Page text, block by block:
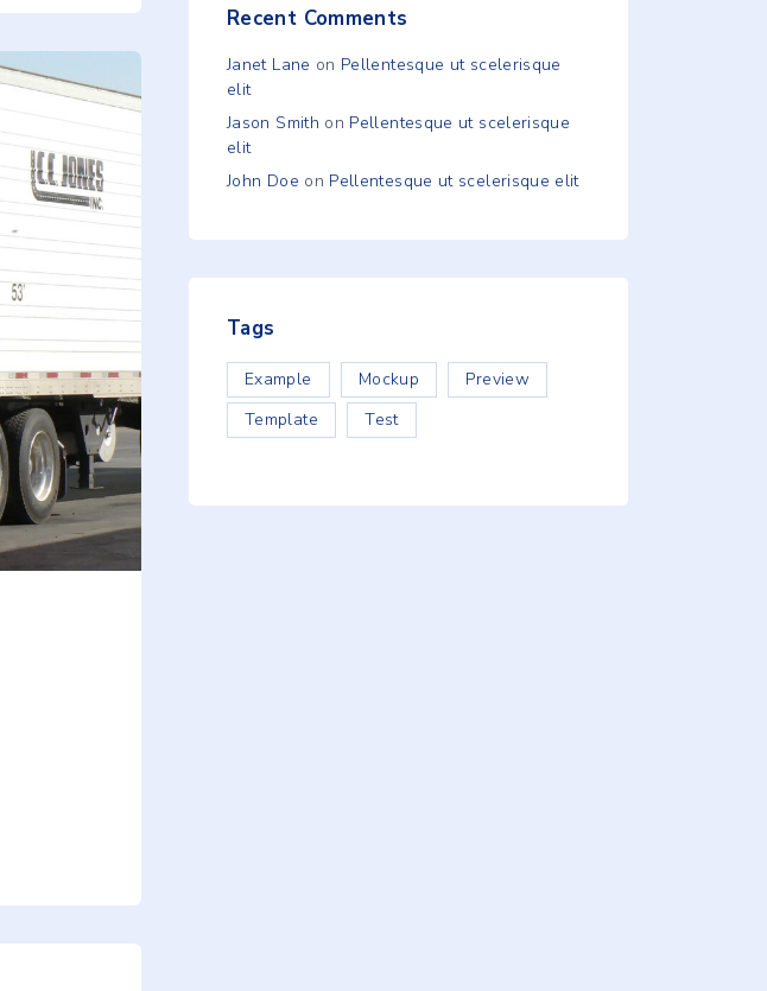
Recent Comments
Janet Lane on Pellentesque ut scelerisque
elit
Jason Smith on Pellentesque ut scelerisque
elit
John Doe on Pellentesque ut scelerisque elit
Tags
Example Mockup
Preview
Template
Test